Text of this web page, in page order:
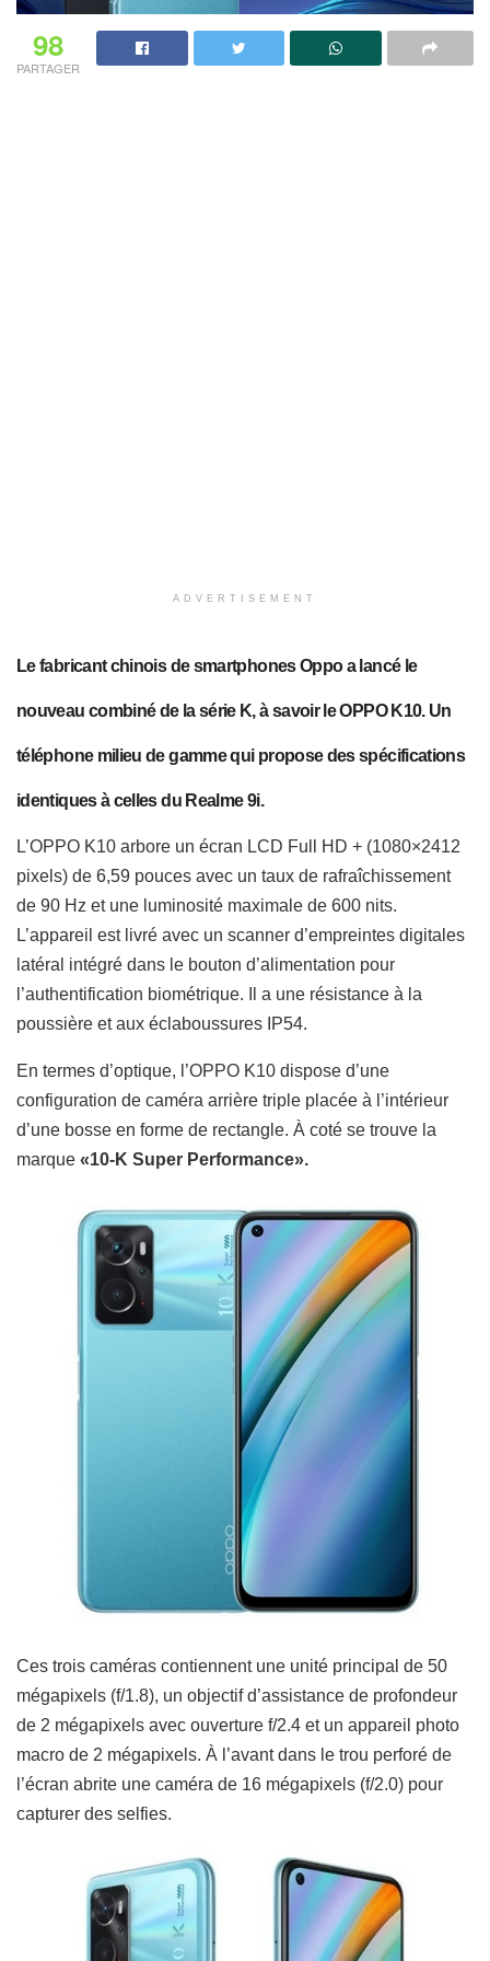
98
PARTAGER
ADVERTISEMENT
Le fabricant chinois de smartphones Oppo a lancé le
nouveau combiné de la série K, à savoir le OPPO K10. Un
téléphone milieu de gamme qui propose des spécifications
identiques à celles du Realme 9i.
L’OPPO K10 arbore un écran LCD Full HD + (1080×2412
pixels) de 6,59 pouces avec un taux de rafraîchissement
de 90 Hz et une luminosité maximale de 600 nits.
L’appareil est livré avec un scanner d’empreintes digitales
latéral intégré dans le bouton d’alimentation pour
l’authentification biométrique.
Il a une résistance à la
poussière et aux éclaboussures IP54.
En termes d’optique, l’OPPO K10 dispose d’une
configuration de caméra arrière triple placée à l’intérieur
d’une bosse en forme de rectangle. À coté se trouve la
marque «10-K Super Performance».
Ces trois caméras contiennent une unité principal de 50
mégapixels (f/1.8), un objectif d’assistance de profondeur
de 2 mégapixels avec ouverture f/2.4 et un appareil photo
macro de 2 mégapixels. À l’avant dans le trou perforé de
l’écran abrite une caméra de 16 mégapixels (f/2.0) pour
capturer des selfies.